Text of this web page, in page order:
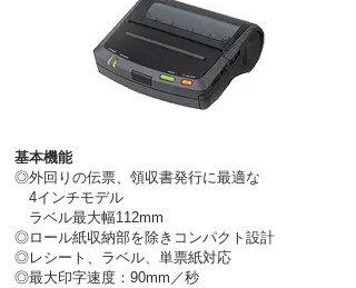
基本機能
◎外回りの伝票、領収書発行に最適な
4インチモデル
ラベル最大幅112mm
◎ロール紙収納部を除きコンパクト設計
◎レシート、ラベル、単票紙対応
◎最大印字速度 ：90mm／秒